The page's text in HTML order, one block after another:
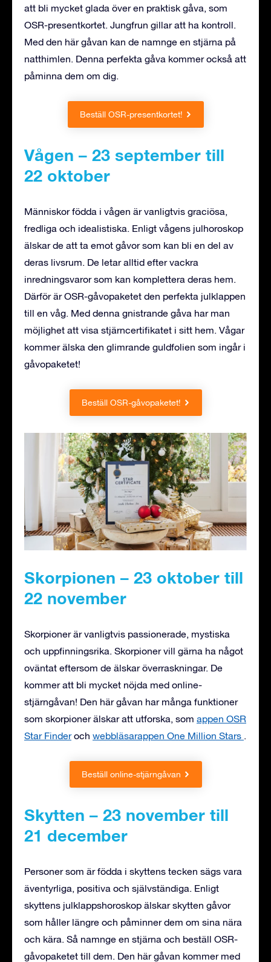
att bli mycket glada över en praktisk gåva, som
OSR-presentkortet. Jungfrun gillar att ha kontroll.
Med den här gåvan kan de namnge en stjärna på
natthimlen. Denna perfekta gåva kommer också att
påminna dem om dig.
Beställ OSR-presentkortet!
Vågen – 23 september till
22 oktober
Människor födda i vågen är vanligtvis graciösa,
fredliga och idealistiska. Enligt vågens julhoroskop
älskar de att ta emot gåvor som kan bli en del av
deras livsrum. De letar alltid efter vackra
inredningsvaror som kan komplettera deras hem.
Därför är OSR-gåvopaketet den perfekta julklappen
till en våg. Med denna gnistrande gåva har man
möjlighet att visa stjärncertifikatet i sitt hem. Vågar
kommer älska den glimrande guldfolien som ingår i
gåvopaketet!
Beställ OSR-gåvopaketet!
Skorpionen – 23 oktober till
22 november
Skorpioner är vanligtvis passionerade, mystiska
och uppfinningsrika. Skorpioner vill gärna ha något
oväntat eftersom de älskar överraskningar. De
kommer att bli mycket nöjda med online-
stjärngåvan! Den här gåvan har många funktioner
som skorpioner älskar att utforska, som appen OSR
Star Finderoch webbläsarappen One Million Stars .
Beställ online-stjärngåvan
Skytten – 23 november till
21 december
Personer som är födda i skyttens tecken sägs vara
äventyrliga, positiva och självständiga. Enligt
skyttens julklappshoroskop älskar skytten gåvor
som håller längre och påminner dem om sina nära
och kära. Så namnge en stjärna och beställ OSR-
gåvopaketet till dem. Den här gåvan kommer med